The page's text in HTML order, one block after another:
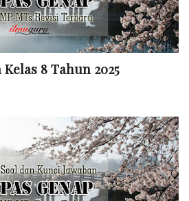
8 Tahun 2025